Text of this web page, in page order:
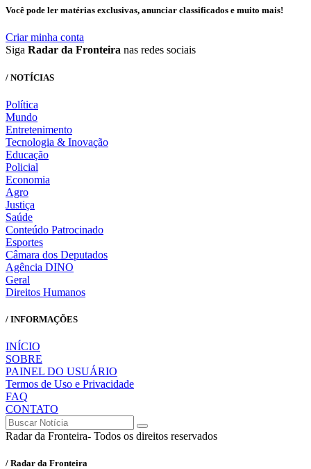
Você pode ler matérias exclusivas, anunciar classificados e muito mais!
Criar minha conta
Siga Radar da Fronteira nas redes sociais
/ NOTÍCIAS
Política
Mundo
Entretenimento
Tecnologia & Inovação
Educação
Policial
Economia
Agro
Justiça
Saúde
Conteúdo Patrocinado
Esportes
Câmara dos Deputados
Agência DINO
Geral
Direitos Humanos
/ INFORMAÇÕES
INÍCIO
SOBRE
PAINEL DO USUÁRIO
Termos de Uso e Privacidade
FAQ
CONTATO
Radar da Fronteira- Todos os direitos reservados
/ Radar da Fronteira